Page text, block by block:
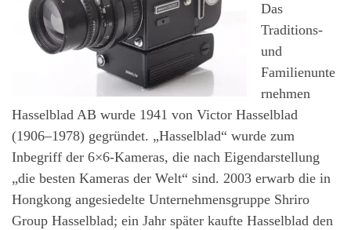
Das
Traditions-
und
Familienunte
rnehmen
Hasselblad AB wurde 1941 von Victor Hasselblad
(1906–1978) gegründet. „Hasselblad“ wurde zum
Inbegriff der 6×6-Kameras, die nach Eigendarstellung
„die besten Kameras der Welt“ sind. 2003 erwarb die in
Hongkong angesiedelte Unternehmensgruppe Shriro
Group Hasselblad; ein Jahr später kaufte Hasselblad den